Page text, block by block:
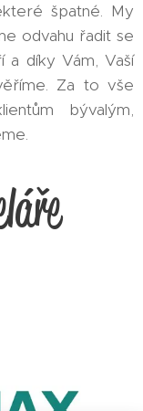
špatné. My
odvahu řadit se
a díky Vám, Vaší
Za to vše
bývalým,